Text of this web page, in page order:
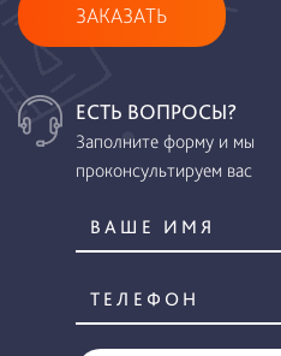
ЗАКАЗАТЬ
ЕСТЬ ВОПРОСЫ?
Заполните форму и мы
проконсультируем вас